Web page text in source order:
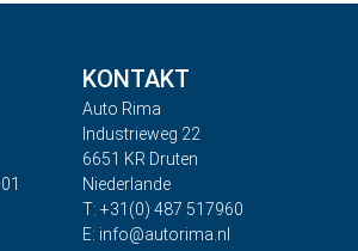
KONTAKT
Auto Rima
Industrieweg 22
6651 KR Druten
Niederlande
T: +31(0) 487 517960
E: info@autorima.nl